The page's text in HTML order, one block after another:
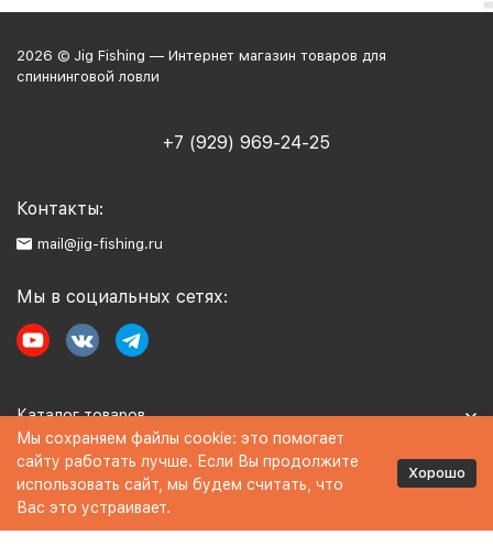
2026 © Jig Fishing — Интернет магазин товаров для
спиннинговой ловли
+7 (929) 969-24-25
Контакты:
mail@jig-fishing.ru
Мы в социальных сетях:
Каталог товаров
Информация
Политика персональных данных
Мы сохраняем файлы cookie: это помогает
сайту работать лучше. Если Вы продолжите
использовать сайт, мы будем считать, что
Вас это устраивает.
Хорошо